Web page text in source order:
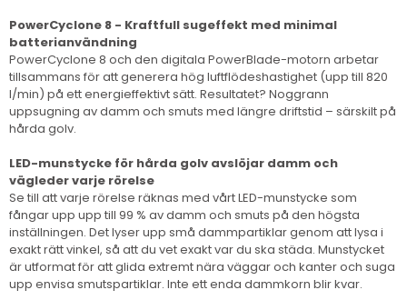
PowerCyclone 8 - Kraftfull sugeffekt med minimal
batterianvändning
PowerCyclone 8 och den digitala PowerBlade-motorn arbetar
tillsammans för att generera hög luftflödeshastighet (upp till 820
l/min) på ett energieffektivt sätt. Resultatet? Noggrann
uppsugning av damm och smuts med längre driftstid – särskilt på
hårda golv.
LED-munstycke för hårda golv avslöjar damm och
vägleder varje rörelse
Se till att varje rörelse räknas med vårt LED-munstycke som
fångar upp upp till 99 % av damm och smuts på den högsta
inställningen. Det lyser upp små dammpartiklar genom att lysa i
exakt rätt vinkel, så att du vet exakt var du ska städa. Munstycket
är utformat för att glida extremt nära väggar och kanter och suga
upp envisa smutspartiklar. Inte ett enda dammkorn blir kvar.